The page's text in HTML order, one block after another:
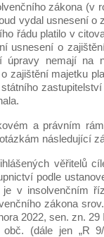
zákona (v
vydal usnesení o
řádu platilo v
usnesení o
úpravy nemají na
zajištění majetku
a právním
následující
věřitelů
podle
v insolvenčním
zákona
2022, sen. zn. 29
(dále jen „R 9/